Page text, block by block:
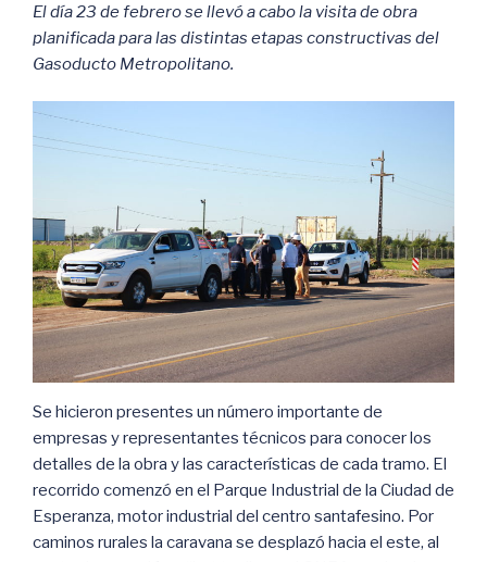
El día 23 de febrero se llevó a cabo la visita de obra
planificada para las distintas etapas constructivas del
Gasoducto Metropolitano.
Se hicieron presentes un número importante de
empresas y representantes técnicos para conocer los
detalles de la obra y las características de cada tramo. El
recorrido comenzó en el Parque Industrial de la Ciudad de
Esperanza, motor industrial del centro santafesino. Por
caminos rurales la caravana se desplazó hacia el este, al